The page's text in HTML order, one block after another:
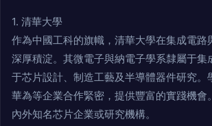
1. 清華大學
作為中國工科的旗幟，清華大學在集成電路
深厚積淀。其微電子與納電子學系隸屬于集
于芯片設計、制造工藝及半導體器件研究。
華為等企業合作緊密，提供豐富的實踐機會
內外知名芯片企業或研究機構。